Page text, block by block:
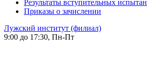
Результаты вступительных
Приказы о зачислении
Лужский институт (филиал)
9:00 до 17:30, Пн-Пт